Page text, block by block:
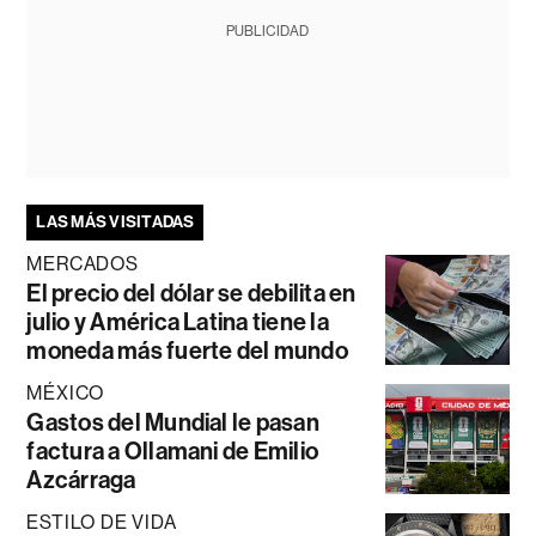
PUBLICIDAD
LAS MÁS VISITADAS
MERCADOS
El precio del dólar se debilita en
julio y América Latina tiene la
moneda más fuerte del mundo
MÉXICO
Gastos del Mundial le pasan
factura a Ollamani de Emilio
Azcárraga
ESTILO DE VIDA